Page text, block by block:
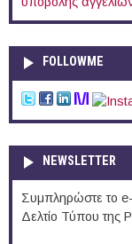
FOLLOWME
NEWSLETTER
Συμπληρώστε το e-
Δελτίο Τύπου της